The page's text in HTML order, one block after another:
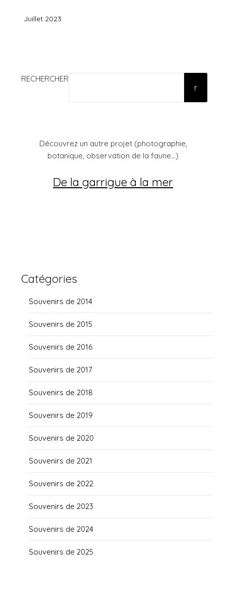
Juillet 2023
RECHERCHER
r
Découvrez un autre projet (photographie,
botanique, observation de la faune...)
De la garrigue à la mer
Catégories
Souvenirs de 2014
Souvenirs de 2015
Souvenirs de 2016
Souvenirs de 2017
Souvenirs de 2018
Souvenirs de 2019
Souvenirs de 2020
Souvenirs de 2021
Souvenirs de 2022
Souvenirs de 2023
Souvenirs de 2024
Souvenirs de 2025